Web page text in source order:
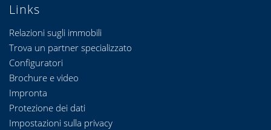
Links
Relazioni sugli immobili
Trova un partner specializzato
Configuratori
Brochure e video
Impronta
Protezione dei dati
Impostazioni sulla privacy